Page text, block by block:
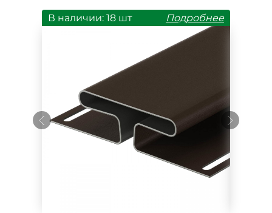
В наличии: 18 шт Подробнее